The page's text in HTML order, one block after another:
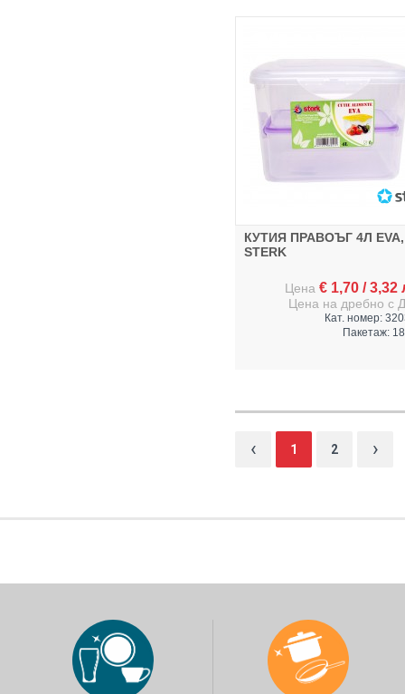
КУТИЯ ПРАВОЪГ 4Л EVA,
STERK
Цена € 1,70 /3,32
Цена на дребно с
Кат. номер:
Пакетаж:
‹ 1 2 ›